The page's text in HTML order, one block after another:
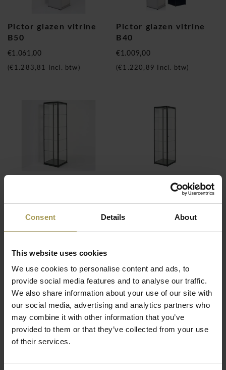
Consent Details About
This website uses cookies
We use cookies to personalise content and ads, to
provide social media features and to analyse our traffic.
We also share information about your use of our site with
our social media, advertising and analytics partners who
may combine it with other information that you’ve
provided to them or that they’ve collected from your use
of their services.
Pictor glazen vitrine
B50
€1.061,00
(€1.283,81 Incl. btw)
Pictor glazen vitrine
B40
€1.009,00
(€1.220,89 Incl. btw)
Pictor VA040 glazen
Functionals
Functionals – Hoogwaardig maatwerk
voor ontvangstruimtes en
presentaties